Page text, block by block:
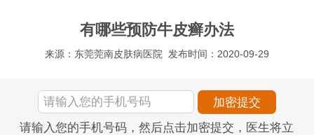
有哪些预防牛皮癣办法
来源：东莞莞南皮肤病医院 发布时间：2020-09-29
请输入您的手机号码，然后点击加密提交，医生将立